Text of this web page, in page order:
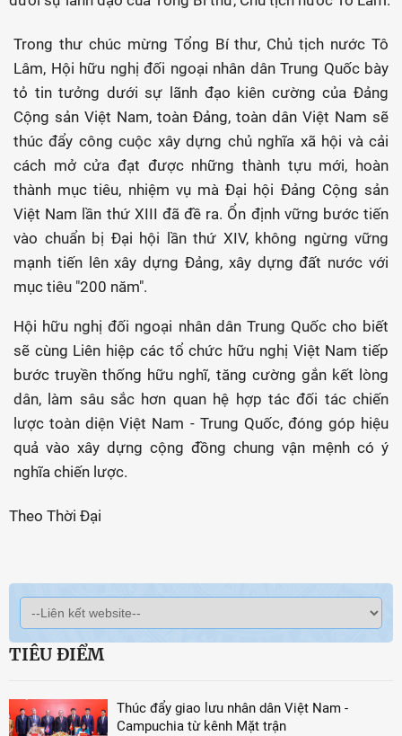
Trong thư chúc mừng Tổng Bí thư, Chủ tịch nước Tô
Lâm, Hội hữu nghị đối ngoại nhân dân Trung Quốc bày
tỏ tin tưởng dưới sự lãnh đạo kiên cường của Đảng
Cộng sản Việt Nam, toàn Đảng, toàn dân Việt Nam sẽ
thúc đẩy công cuộc xây dựng chủ nghĩa xã hội và cải
cách mở cửa đạt được những thành tựu mới, hoàn
thành mục tiêu, nhiệm vụ mà Đại hội Đảng Cộng sản
Việt Nam lần thứ XIII đã đề ra. Ổn định vững bước tiến
vào chuẩn bị Đại hội lần thứ XIV, không ngừng vững
mạnh tiến lên xây dựng Đảng, xây dựng đất nước với
mục tiêu "200 năm".
Hội hữu nghị đối ngoại nhân dân Trung Quốc cho biết
sẽ cùng Liên hiệp các tổ chức hữu nghị Việt Nam tiếp
bước truyền thống hữu nghĩ, tăng cường gắn kết lòng
dân, làm sâu sắc hơn quan hệ hợp tác đối tác chiến
lược toàn diện Việt Nam - Trung Quốc, đóng góp hiệu
quả vào xây dựng cộng đồng chung vận mệnh có ý
nghĩa chiến lược.
Theo Thời Đại
TIÊU ĐIỂM
Thúc đẩy giao lưu nhân dân Việt Nam -
Campuchia từ kênh Mặt trận